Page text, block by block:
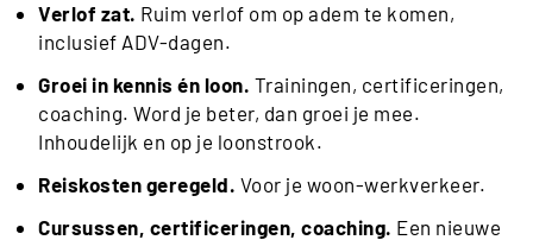
Verlof zat. Ruim verlof om op adem te komen,
inclusief ADV-dagen.
Groei in kennis én loon. Trainingen, certificeringen,
coaching. Word je beter, dan groei je mee.
Inhoudelijk en op je loonstrook.
Reiskosten geregeld. Voor je woon-werkverkeer.
Cursussen, certificeringen, coaching. Een nieuwe